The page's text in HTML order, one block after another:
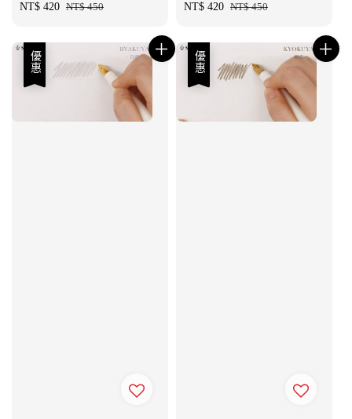
Sale
NT$ 420 Regular
NT$ 450
Sale
NT$ 420 Regular
NT$ 450
優惠 優惠